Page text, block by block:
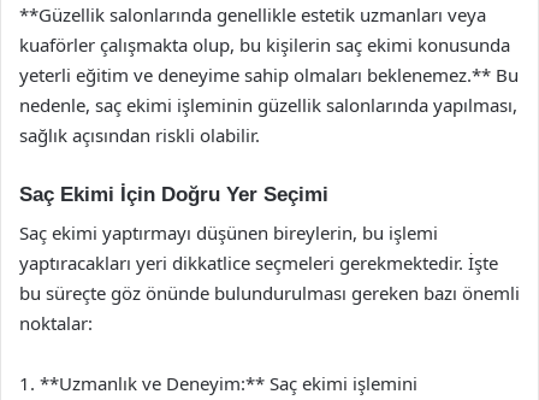
**Güzellik salonlarında genellikle estetik uzmanları veya
kuaförler çalışmakta olup, bu kişilerin saç ekimi konusunda
yeterli eğitim ve deneyime sahip olmaları beklenemez.** Bu
nedenle, saç ekimi işleminin güzellik salonlarında yapılması,
sağlık açısından riskli olabilir.
Saç Ekimi İçin Doğru Yer Seçimi
Saç ekimi yaptırmayı düşünen bireylerin, bu işlemi
yaptıracakları yeri dikkatlice seçmeleri gerekmektedir. İşte
bu süreçte göz önünde bulundurulması gereken bazı önemli
noktalar:
1. **Uzmanlık ve Deneyim:** Saç ekimi işlemini